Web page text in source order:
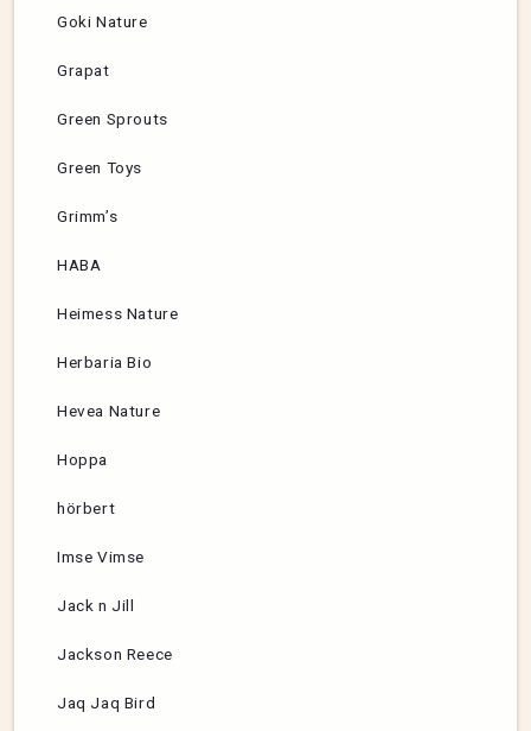
Goki Nature
Grapat
Green Sprouts
Green Toys
Grimm’s
HABA
Heimess Nature
Herbaria Bio
Hevea Nature
Hoppa
hörbert
Imse Vimse
Jack n Jill
Jackson Reece
Jaq Jaq Bird